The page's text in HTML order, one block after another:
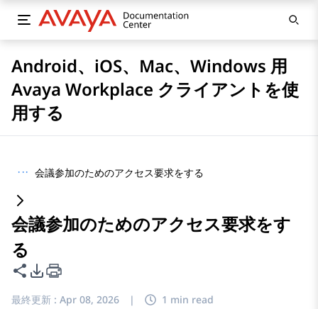
Android、iOS、Mac、Windows 用
Avaya Workplace クライアントを使
用する
··· 会議参加のためのアクセス要求をする
会議参加のためのアクセス要求をす
る
このページを共有
PDFエクスポートオプション
最終更新 : Apr 08, 2026 | 1 min read